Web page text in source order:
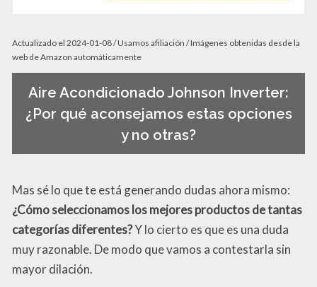
Actualizado el 2024-01-08 / Usamos afiliación / Imágenes obtenidas desde la
web de Amazon automáticamente
Aire Acondicionado Johnson Inverter:
¿Por qué aconsejamos estas opciones
y no otras?
Mas sé lo que te está generando dudas ahora mismo:
¿Cómo seleccionamos los mejores productos de tantas
categorías diferentes?Y lo cierto es que es una duda
muy razonable. De modo que vamos a contestarla sin
mayor dilación.